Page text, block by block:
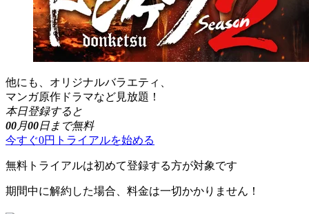
他にも、オリジナルバラエティ、
マンガ原作ドラマなど見放題！
本日登録すると
00月00日まで無料
今すぐ0円トライアルを始める
無料トライアルは初めて登録する方が対象です
期間中に解約した場合、料金は一切かかりません！